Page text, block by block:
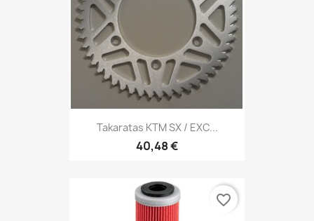
Takaratas KTM SX / EXC...
40,48 €
favorite_border